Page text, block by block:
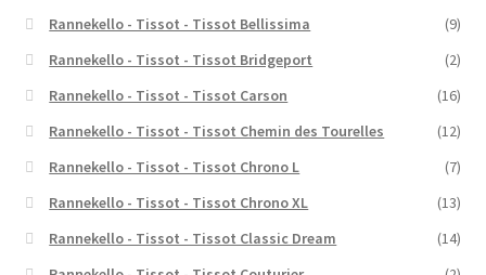
Rannekello - Tissot - Tissot Bellissima
(9)
Rannekello - Tissot - Tissot Bridgeport
(2)
Rannekello - Tissot - Tissot Carson
(16)
Rannekello - Tissot - Tissot Chemin des Tourelles
(12)
Rannekello - Tissot - Tissot Chrono L
(7)
Rannekello - Tissot - Tissot Chrono XL
(13)
Rannekello - Tissot - Tissot Classic Dream
(14)